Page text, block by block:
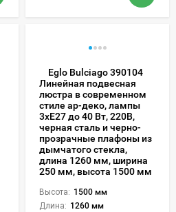
Eglo Bulciago 390104
Линейная подвесная
люстра в современном
стиле ар-деко, лампы
3xE27 до 40 Вт, 220В,
черная сталь и черно-
прозрачные плафоны из
дымчатого стекла,
длина 1260 мм, ширина
250 мм, высота 1500 мм
Высота: 1500 мм
Длина: 1260 мм